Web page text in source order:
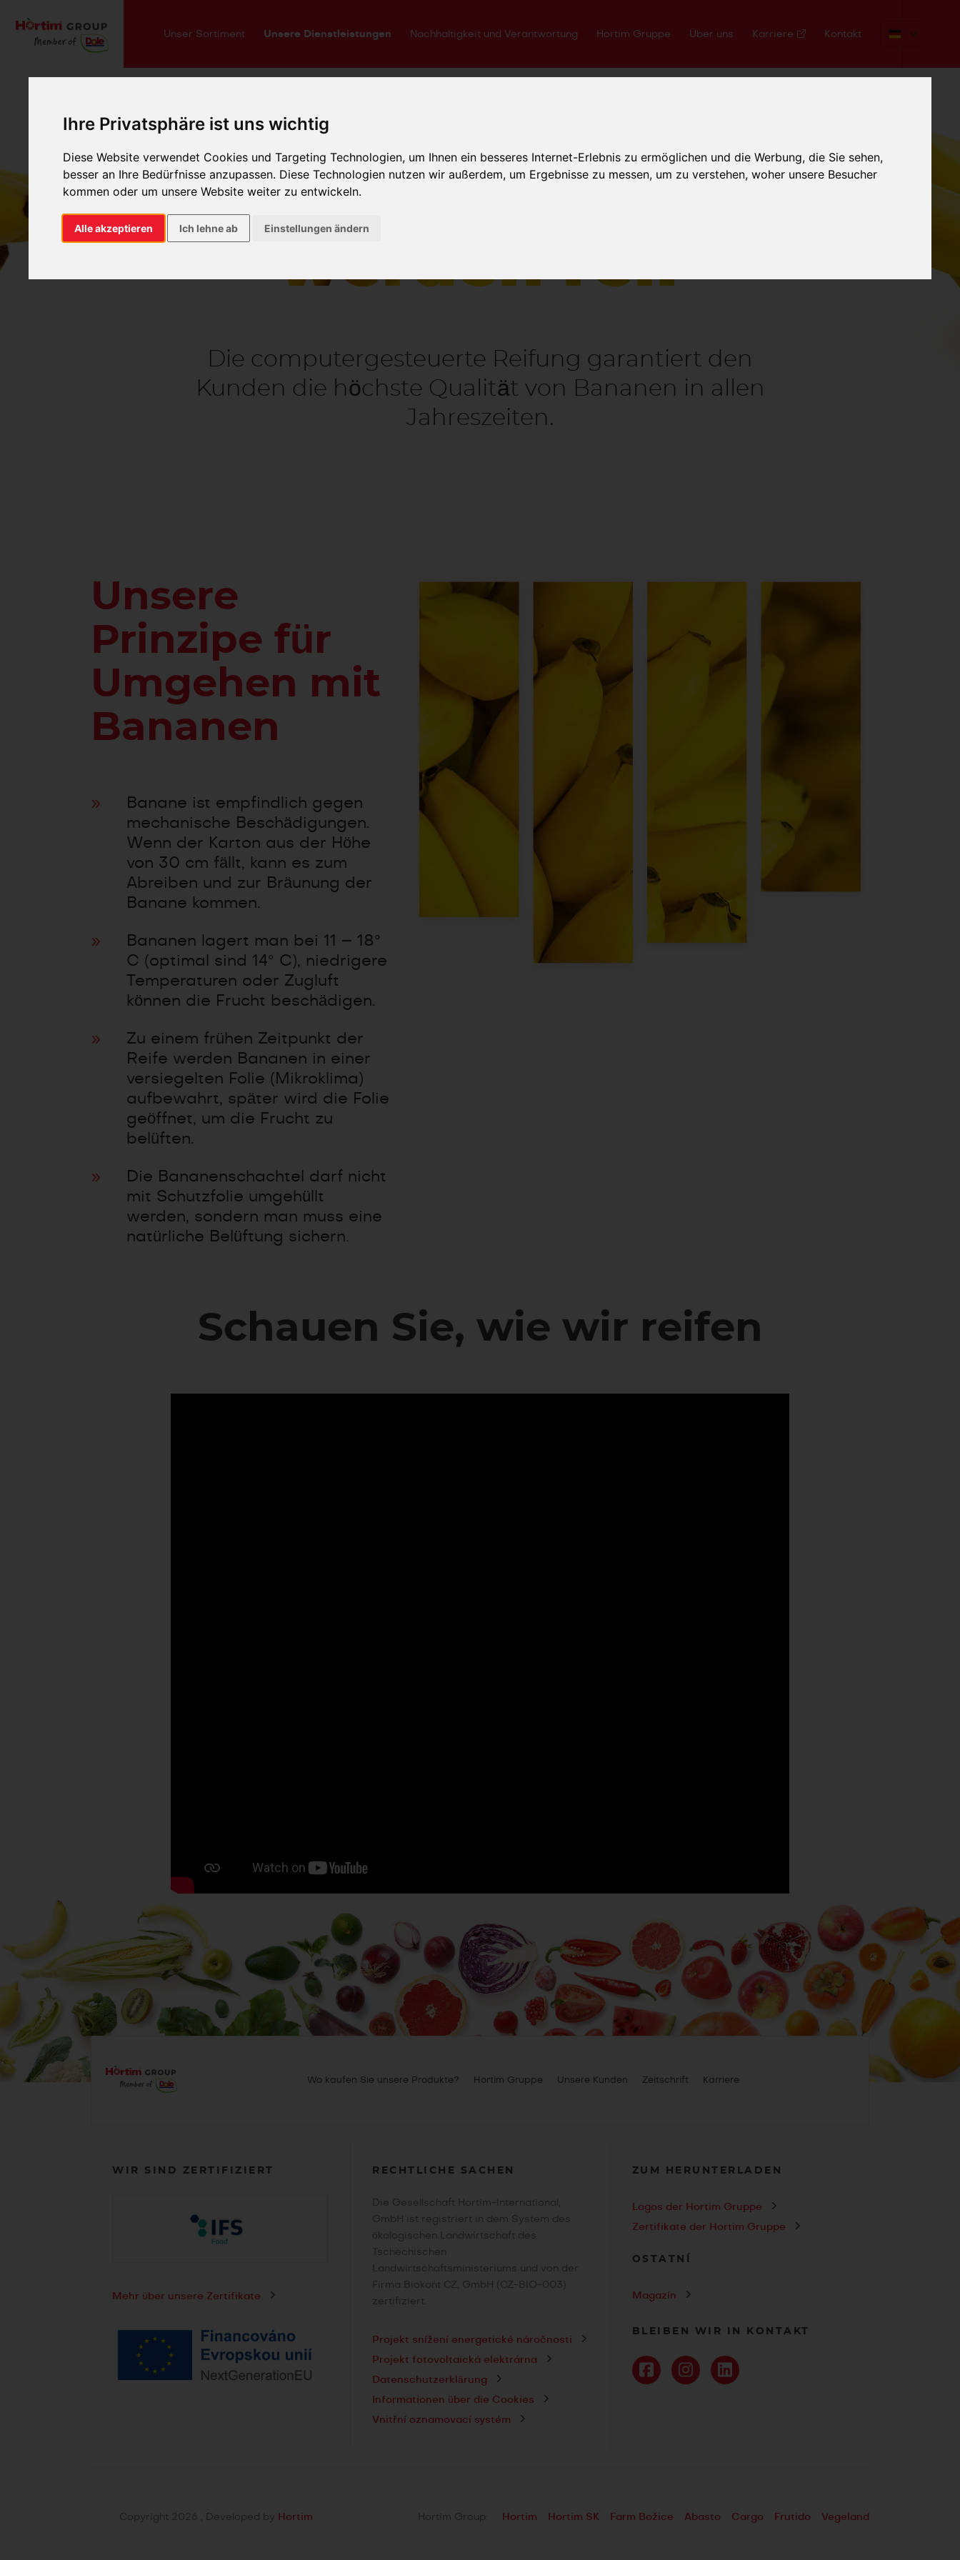
Ihre Privatsphäre ist uns wichtig
Diese Website verwendet Cookies und Targeting Technologien, um Ihnen ein besseres Internet-Erlebnis zu ermöglichen und die Werbung, die Sie sehen,
besser an Ihre Bedürfnisse anzupassen. Diese Technologien nutzen wir außerdem, um Ergebnisse zu messen, um zu verstehen, woher unsere Besucher
kommen oder um unsere Website weiter zu entwickeln.
Alle akzeptieren Ich lehne ab Einstellungen ändern
Unser Sortiment Unsere Dienstleistungen Nachhaltigkeit und Verantwortung Hortim Gruppe Über uns Karriere Kontakt
Wir reifen und
werden reif
Die computergesteuerte Reifung garantiert den
Kunden die höchste Qualität von Bananen in allen
Jahreszeiten.
Unsere
Prinzipe für
Umgehen mit
Bananen
Banane ist empfindlich gegen
mechanische Beschädigungen.
Wenn der Karton aus der Höhe
von 30 cm fällt, kann es zum
Abreiben und zur Bräunung der
Banane kommen.
Bananen lagert man bei 11 – 18°
C (optimal sind 14° C), niedrigere
Temperaturen oder Zugluft
können die Frucht beschädigen.
Zu einem frühen Zeitpunkt der
Reife werden Bananen in einer
versiegelten Folie (Mikroklima)
aufbewahrt, später wird die Folie
geöffnet, um die Frucht zu
belüften.
Die Bananenschachtel darf nicht
mit Schutzfolie umgehüllt
werden, sondern man muss eine
natürliche Belüftung sichern.
Schauen Sie, wie wir reifen
Wo kaufen Sie unsere Produkte? Hortim Gruppe Unsere Kunden Zeitschrift Karriere
WIR SIND ZERTIFIZIERT
Mehr über unsere Zertifikate
RECHTLICHE SACHEN
Die Gesellschaft Hortim-International,
GmbH ist registriert in dem System des
ökologischen Landwirtschaft des
Tschechischen
Landwirtschaftsministeriums und von der
Firma Biokont CZ, GmbH (CZ-BIO-003)
zertifiziert.
Projekt snížení energetické náročnosti
Projekt fotovoltaická elektrárna
Datenschutzerklärung
Informationen über die Cookies
Vnitřní oznamovací systém
ZUM HERUNTERLADEN
Logos der Hortim Gruppe
Zertifikate der Hortim Gruppe
OSTATNÍ
Magazín
BLEIBEN WIR IN KONTAKT
Hortim Group: Hortim Hortim SK Farm Božice Abasto Cargo Frutido Vegeland
Copyright 2026 , Developed by Hortim